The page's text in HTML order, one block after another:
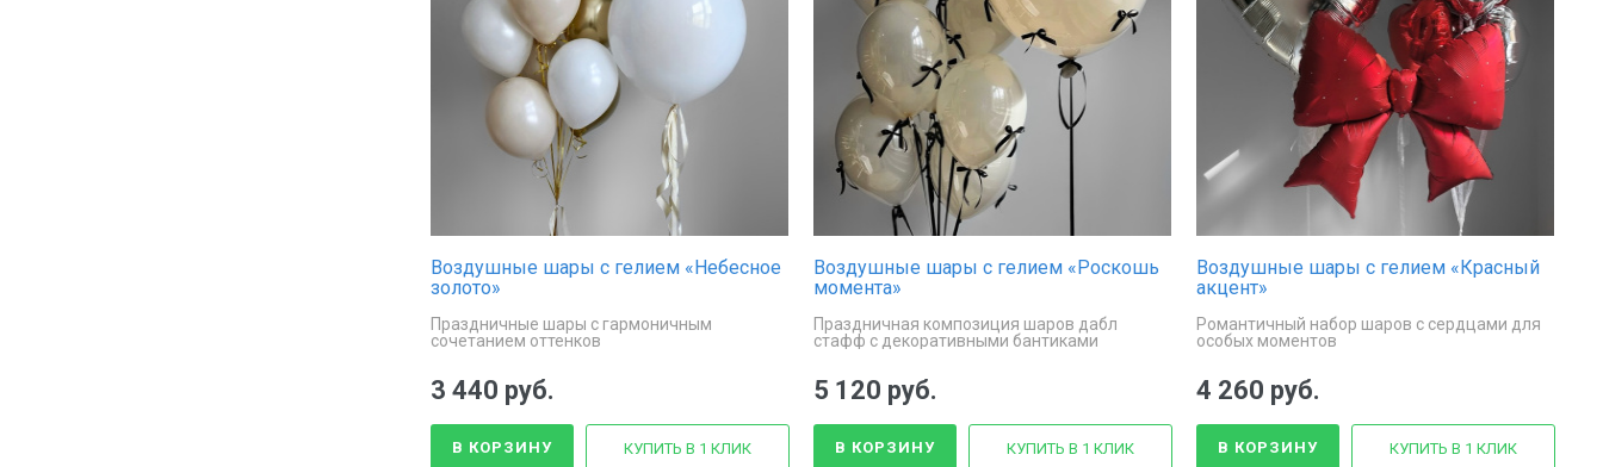
Воздушные шары с гелием «Небесное
золото»
Праздничные шары с гармоничным
сочетанием оттенков
3 440 руб.
В КОРЗИНУ КУПИТЬ В 1 КЛИК
Воздушные шары с гелием «Роскошь
момента»
Праздничная композиция шаров дабл
стафф с декоративными бантиками
5 120 руб.
В КОРЗИНУ КУПИТЬ В 1 КЛИК
Воздушные шары с гелием «Красный
акцент»
Романтичный набор шаров с сердцами для
особых моментов
4 260 руб.
В КОРЗИНУ КУПИТЬ В 1 КЛИК